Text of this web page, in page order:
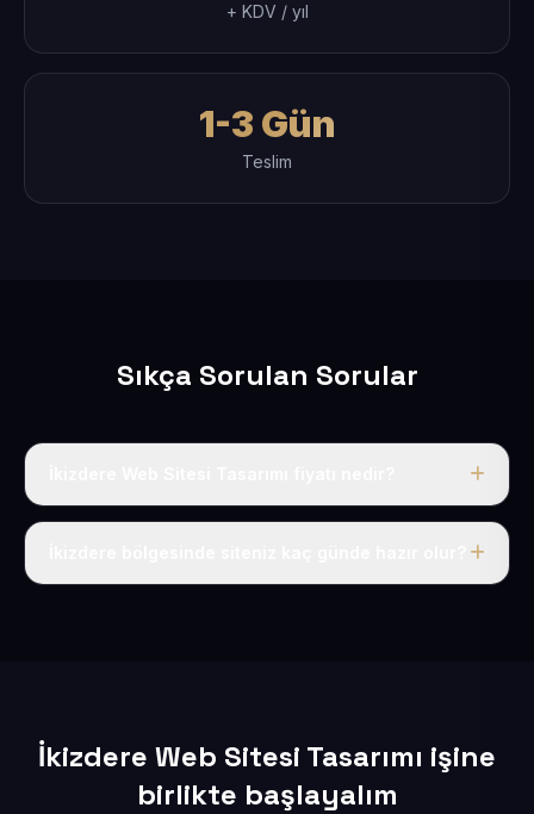
+ KDV / yıl
1-3 Gün
Teslim
Sıkça Sorulan Sorular
Tek fiyat uygulanır: yıllık 50 USD + KDV. Bu bedele alan
İkizdere Web Sitesi Tasarımı işine
birlikte başlayalım